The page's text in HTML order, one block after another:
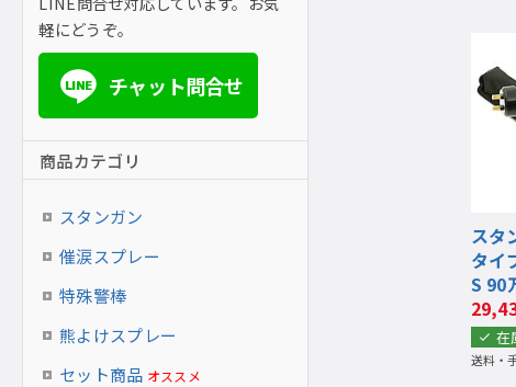
スタ
タイ
S 90
在
送料・
軽にどうぞ。
LINE チャット問合せ
商品カテゴリ
スタンガン
催涙スプレー
特殊警棒
熊よけスプレー
セット商品 オススメ